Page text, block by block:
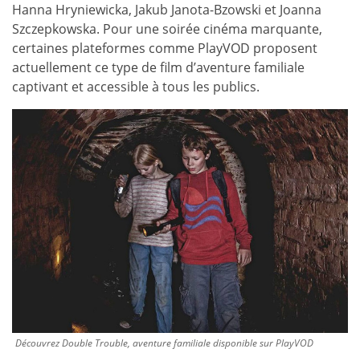
Hanna Hryniewіcka, Jakub Janota-Bzowski et Joanna
Szczepkowska. Pour une soirée cinéma marquante,
certaines plateformes comme PlayVOD proposent
actuellement ce type de film d’aventure familiale
captivant et accessible à tous les publics.
Découvrez Double Trouble, aventure familiale disponible sur PlayVOD